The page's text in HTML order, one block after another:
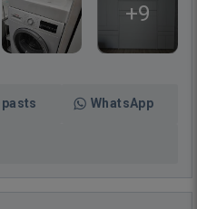
+9
pasts WhatsApp